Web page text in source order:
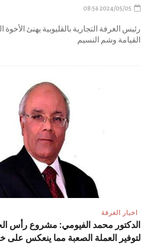
2024/05/05 08:56
رئيس الغرفة التجارية بالقليوبية يهنئ الأخوة
القيامة وشم النسيم
اخبار الغرفة
الدكتور محمد الفيومي: مشروع رأس
لتوفير العملة الصعبة مما ينعكس على